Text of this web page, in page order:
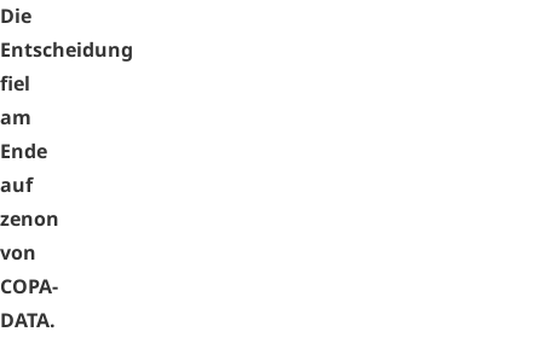
Die
Entscheidung
fiel
am
Ende
auf
zenon
von
COPA-
DATA.